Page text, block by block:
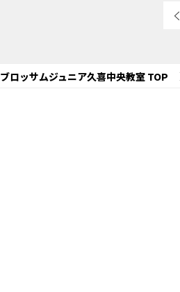
ブロッサムジュニア久喜中央教室 TOP